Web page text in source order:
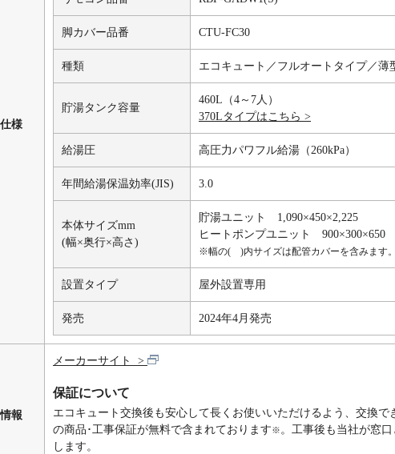
様
脚カバー品番 CTU-FC30
種類 エコキュート／フルオートタイプ／薄
貯湯タンク容量
460L（4～7人）
370Lタイプはこちら >
給湯圧 高圧力パワフル給湯（260kPa）
年間給湯保温効率(JIS) 3.0
本体サイズmm
(幅×奥行×高さ)
貯湯ユニット 1,090×450×2,225
ヒートポンプユニット 900×300×650
※幅の( )内サイズは配管カバーを含みます。
設置タイプ 屋外設置専用
発売 2024年4月発売
報
メーカーサイト
保証について
エコキュート交換後も安心して長くお使いいただけるよう、交換で
の商品･工事保証が無料で含まれております※。工事後も当社が窓
します。